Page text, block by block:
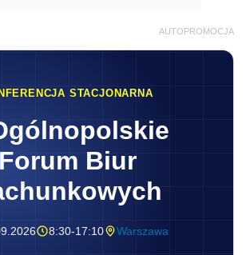
AUTOPROMOCJA
STACJONARNA
Forum Biur
8:30-17:10 Warszawa